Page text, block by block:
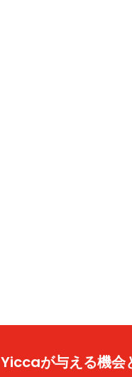
Yiccaが与える機会